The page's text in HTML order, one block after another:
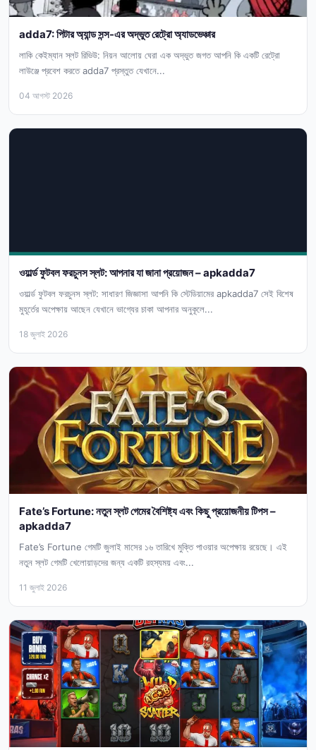
adda7: পিটার অ্যান্ড সন্স-এর অদ্ভুত রেট্রো অ্যাডভেঞ্চার
লাকি কেইম্যান স্লট রিভিউ: নিয়ন আলোয় ঘেরা এক অদ্ভুত জগত আপনি কি একটি রেট্রো
লাউঞ্জে প্রবেশ করতে adda7 প্রস্তুত যেখানে...
04 আগস্ট 2026
ওয়ার্ল্ড ফুটবল ফরচুনস স্লট: আপনার যা জানা প্রয়োজন – apkadda7
ওয়ার্ল্ড ফুটবল ফরচুনস স্লট: সাধারণ জিজ্ঞাসা আপনি কি স্টেডিয়ামের apkadda7 সেই বিশেষ
মুহূর্তের অপেক্ষায় আছেন যেখানে ভাগ্যের চাকা আপনার অনুকূলে...
18 জুলাই 2026
Fate’s Fortune: নতুন স্লট গেমের বৈশিষ্ট্য এবং কিছু প্রয়োজনীয় টিপস –
apkadda7
Fate’s Fortune গেমটি জুলাই মাসের ১৬ তারিখে মুক্তি পাওয়ার অপেক্ষায় রয়েছে। এই
নতুন স্লট গেমটি খেলোয়াড়দের জন্য একটি রহস্যময় এবং...
11 জুলাই 2026